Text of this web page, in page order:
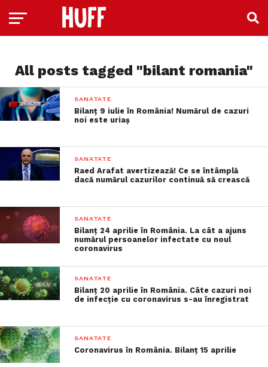
All posts tagged "bilant romania"
SANATATE
Bilanț 9 iulie în România! Numărul de cazuri
noi este uriaș
SANATATE
Raed Arafat avertizează! Ce se întâmplă
dacă numărul cazurilor continuă să crească
SANATATE
Bilanț 24 aprilie în România. La cât a ajuns
numărul persoanelor infectate cu noul
coronavirus
SANATATE
Bilanț 20 aprilie în România. Câte cazuri noi
de infecție cu coronavirus s-au înregistrat
SANATATE
Coronavirus în România. Bilanț 15 aprilie